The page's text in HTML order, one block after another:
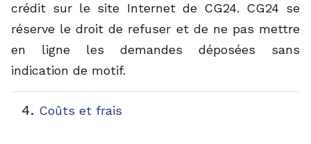
crédit sur le site Internet de CG24. CG24 se
réserve le droit de refuser et de ne pas mettre
en ligne les demandes déposées sans
indication de motif.
Coûts et frais